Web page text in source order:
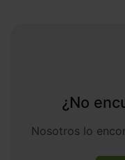
¿No
Nosotros lo